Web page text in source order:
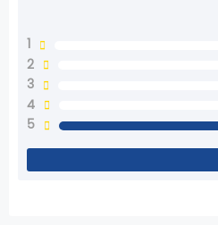
1
2
3
4
5